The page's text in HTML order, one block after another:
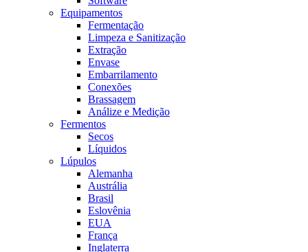
Equipamentos
Fermentação
Limpeza e Sanitização
Extração
Envase
Embarrilamento
Conexões
Brassagem
Análize e Medição
Fermentos
Secos
Líquidos
Lúpulos
Alemanha
Austrália
Brasil
Eslovênia
EUA
França
Inglaterra